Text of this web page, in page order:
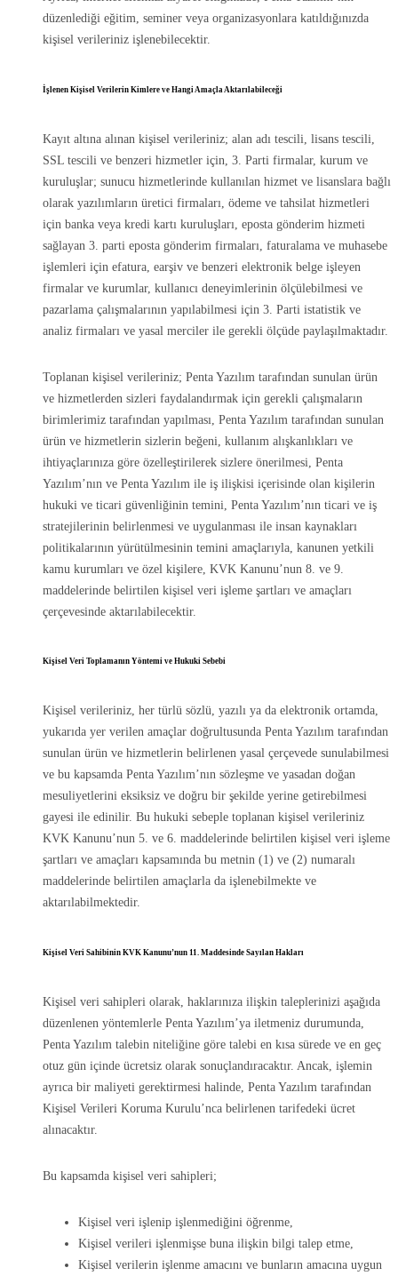
düzenlediği eğitim, seminer veya organizasyonlara katıldığınızda
kişisel verileriniz işlenebilecektir.
İşlenen Kişisel Verilerin Kimlere ve Hangi Amaçla Aktarılabileceği
Kayıt altına alınan kişisel verileriniz; alan adı tescili, lisans tescili,
SSL tescili ve benzeri hizmetler için, 3. Parti firmalar, kurum ve
kuruluşlar; sunucu hizmetlerinde kullanılan hizmet ve lisanslara bağlı
olarak yazılımların üretici firmaları, ödeme ve tahsilat hizmetleri
için banka veya kredi kartı kuruluşları, eposta gönderim hizmeti
sağlayan 3. parti eposta gönderim firmaları, faturalama ve muhasebe
işlemleri için efatura, earşiv ve benzeri elektronik belge işleyen
firmalar ve kurumlar, kullanıcı deneyimlerinin ölçülebilmesi ve
pazarlama çalışmalarının yapılabilmesi için 3. Parti istatistik ve
analiz firmaları ve yasal merciler ile gerekli ölçüde paylaşılmaktadır.
Toplanan kişisel verileriniz; Penta Yazılım tarafından sunulan ürün
ve hizmetlerden sizleri faydalandırmak için gerekli çalışmaların
birimlerimiz tarafından yapılması, Penta Yazılım tarafından sunulan
ürün ve hizmetlerin sizlerin beğeni, kullanım alışkanlıkları ve
ihtiyaçlarınıza göre özelleştirilerek sizlere önerilmesi, Penta
Yazılım’nın ve Penta Yazılım ile iş ilişkisi içerisinde olan kişilerin
hukuki ve ticari güvenliğinin temini, Penta Yazılım’nın ticari ve iş
stratejilerinin belirlenmesi ve uygulanması ile insan kaynakları
politikalarının yürütülmesinin temini amaçlarıyla, kanunen yetkili
kamu kurumları ve özel kişilere, KVK Kanunu’nun 8. ve 9.
maddelerinde belirtilen kişisel veri işleme şartları ve amaçları
çerçevesinde aktarılabilecektir.
Kişisel Veri Toplamanın Yöntemi ve Hukuki Sebebi
Kişisel verileriniz, her türlü sözlü, yazılı ya da elektronik ortamda,
yukarıda yer verilen amaçlar doğrultusunda Penta Yazılım tarafından
sunulan ürün ve hizmetlerin belirlenen yasal çerçevede sunulabilmesi
ve bu kapsamda Penta Yazılım’nın sözleşme ve yasadan doğan
mesuliyetlerini eksiksiz ve doğru bir şekilde yerine getirebilmesi
gayesi ile edinilir. Bu hukuki sebeple toplanan kişisel verileriniz
KVK Kanunu’nun 5. ve 6. maddelerinde belirtilen kişisel veri işleme
şartları ve amaçları kapsamında bu metnin (1) ve (2) numaralı
maddelerinde belirtilen amaçlarla da işlenebilmekte ve
aktarılabilmektedir.
Kişisel Veri Sahibinin KVK Kanunu’nun 11. Maddesinde Sayılan Hakları
Kişisel veri sahipleri olarak, haklarınıza ilişkin taleplerinizi aşağıda
düzenlenen yöntemlerle Penta Yazılım’ya iletmeniz durumunda,
Penta Yazılım talebin niteliğine göre talebi en kısa sürede ve en geç
otuz gün içinde ücretsiz olarak sonuçlandıracaktır. Ancak, işlemin
ayrıca bir maliyeti gerektirmesi halinde, Penta Yazılım tarafından
Kişisel Verileri Koruma Kurulu’nca belirlenen tarifedeki ücret
alınacaktır.
Bu kapsamda kişisel veri sahipleri;
Kişisel veri işlenip işlenmediğini öğrenme,
Kişisel verileri işlenmişse buna ilişkin bilgi talep etme,
Kişisel verilerin işlenme amacını ve bunların amacına uygun